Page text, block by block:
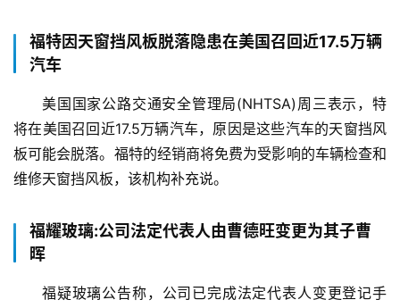
福特因天窗挡风板脱落隐患在美国召回近17.5万辆
汽车
美国国家公路交通安全管理局(NHTSA)周三表示，特
将在美国召回近17.5万辆汽车，原因是这些汽车的天窗挡风
板可能会脱落。福特的经销商将免费为受影响的车辆检查和
维修天窗挡风板，该机构补充说。
福耀玻璃:公司法定代表人由曹德旺变更为其子曹
晖
福疑玻璃公告称，公司已完成法定代表人变更登记手